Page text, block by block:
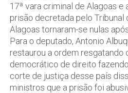
17ª vara criminal de Alagoas e
prisão decretada pelo Tribunal
Alagoas tornaram-se nulas
Para o deputado, Antonio
restaurou a ordem resgatando
democrático de direito fazendo
corte de justiça desse país
ministros que a prisão foi